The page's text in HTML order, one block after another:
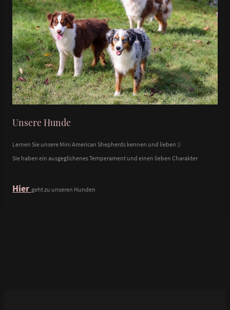
Unsere Hunde
Lernen Sie unsere Mini American Shepherds kennen und lieben :)
Sie haben ein ausgeglichenes Temperament und einen lieben Charakter
Hier geht zu unseren Hunden